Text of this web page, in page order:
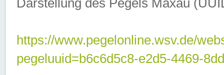
Darstellung des Pegels Maxau
https://www.pegelonline.wsv.de/
pegeluuid=b6c6d5c8-e2d5-4469-